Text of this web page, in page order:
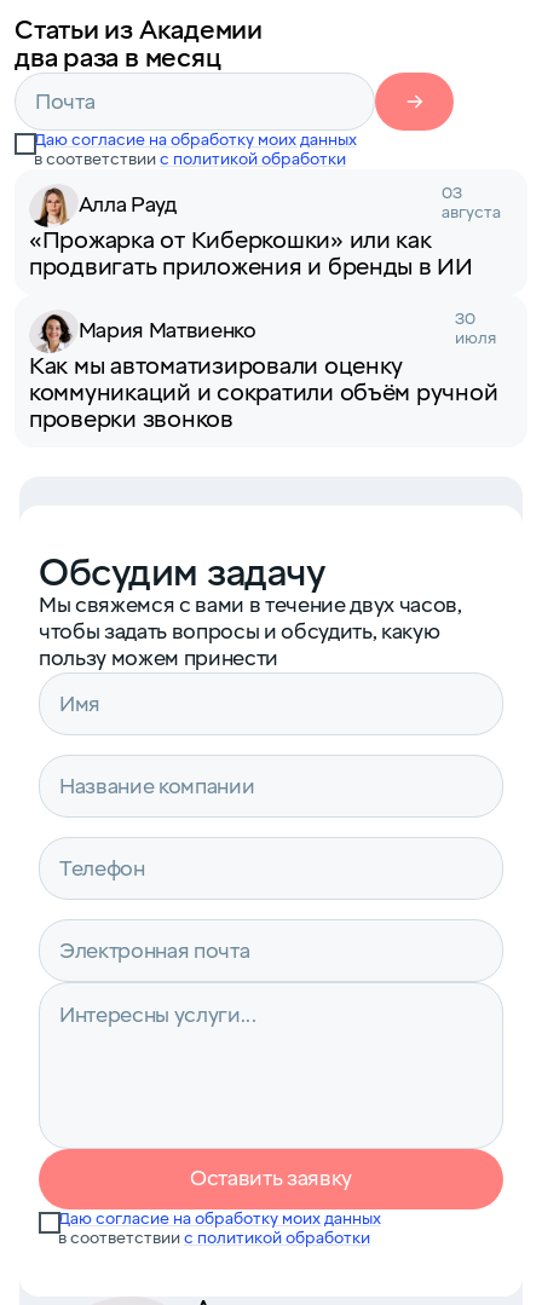
Статьи из Академии
два раза в месяц
Даю согласие на обработку моих данных
в соответствиис политикой обработки
Алла Рауд
03
августа
«Прожарка от Киберкошки» или как
продвигать приложения и бренды в ИИ
Мария Матвиенко
30
июля
Как мы автоматизировали оценку
коммуникаций и сократили объём ручной
проверки звонков
Обсудим задачу
Мы свяжемся с вами в течение двух часов,
чтобы задать вопросы и обсудить, какую
пользу можем принести
Оставить заявку
Даю согласие на обработку моих данных
в соответствиис политикой обработки